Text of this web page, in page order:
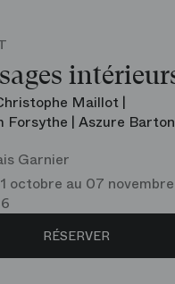
Maillot |
Forsythe | Aszure Barton
Garnier
octobre au 07 novembre
RÉSERVER